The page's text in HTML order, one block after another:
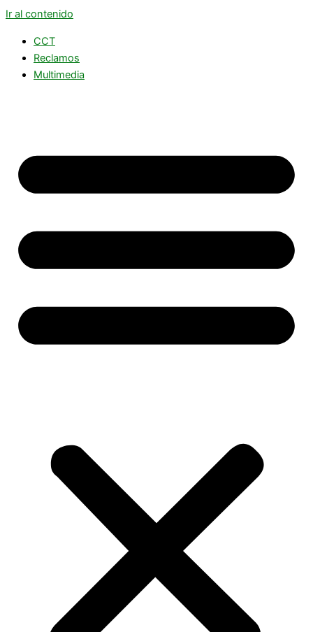
Ir al contenido
CCT
Reclamos
Multimedia